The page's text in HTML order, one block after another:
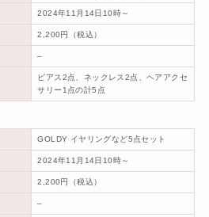
2024年11月14日10時～
2,200円（税込）
–
ピアス2点、ネックレス2点、ヘアアクセ
サリー1点の計5点
GOLDY イヤリングなど5点セット
2024年11月14日10時～
2,200円（税込）
–